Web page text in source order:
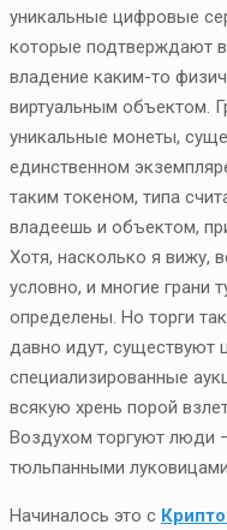
уникальные цифровые
которые подтверждают
владение каким-то
виртуальным объектом.
уникальные монеты,
единственном
таким токеном, типа
владеешь и объектом,
Хотя, насколько я вижу,
условно, и многие грани
определены. Но торги
давно идут, существуют
специализированные
всякую хрень порой
Воздухом торгуют люди
тюльпанными
Начиналось это с